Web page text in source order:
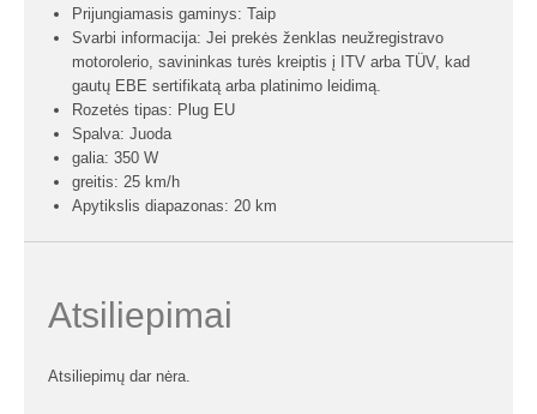
Prijungiamasis gaminys: Taip
Svarbi informacija: Jei prekės ženklas neužregistravo
motorolerio, savininkas turės kreiptis į ITV arba TÜV, kad
gautų EBE sertifikatą arba platinimo leidimą.
Rozetės tipas: Plug EU
Spalva: Juoda
galia: 350 W
greitis: 25 km/h
Apytikslis diapazonas: 20 km
Atsiliepimai
Atsiliepimų dar nėra.